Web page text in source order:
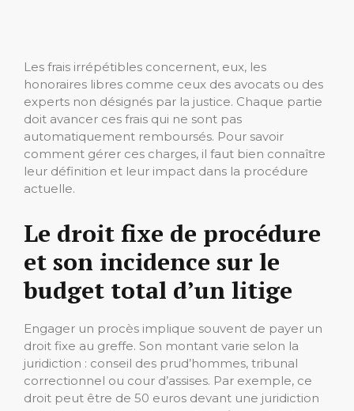
Les frais irrépétibles concernent, eux, les
honoraires libres comme ceux des avocats ou des
experts non désignés par la justice. Chaque partie
doit avancer ces frais qui ne sont pas
automatiquement remboursés. Pour savoir
comment gérer ces charges, il faut bien connaître
leur définition et leur impact dans la procédure
actuelle.
Le droit fixe de procédure
et son incidence sur le
budget total d’un litige
Engager un procès implique souvent de payer un
droit fixe au greffe. Son montant varie selon la
juridiction : conseil des prud’hommes, tribunal
correctionnel ou cour d’assises. Par exemple, ce
droit peut être de 50 euros devant une juridiction